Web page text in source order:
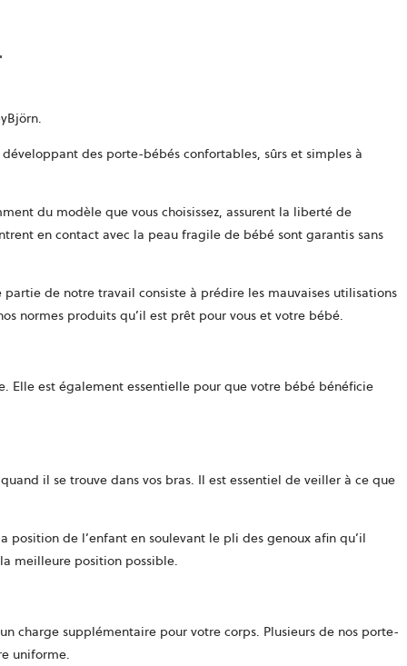
des porte-bébés confortables, sûrs et simples à
du modèle que vous choisissez, assurent la liberté de
en contact avec la peau fragile de bébé sont garantis sans
de notre travail consiste à prédire les mauvaises utilisations
normes produits qu’il est prêt pour vous et votre bébé.
Elle est également essentielle pour que votre bébé bénéficie
il se trouve dans vos bras. Il est essentiel de veiller à ce que
position de l’enfant en soulevant le pli des genoux afin qu’il
meilleure position possible.
charge supplémentaire pour votre corps. Plusieurs de nos porte-
uniforme.